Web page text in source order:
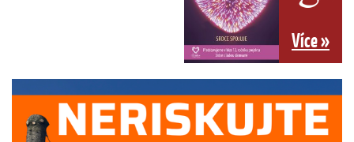
Více »